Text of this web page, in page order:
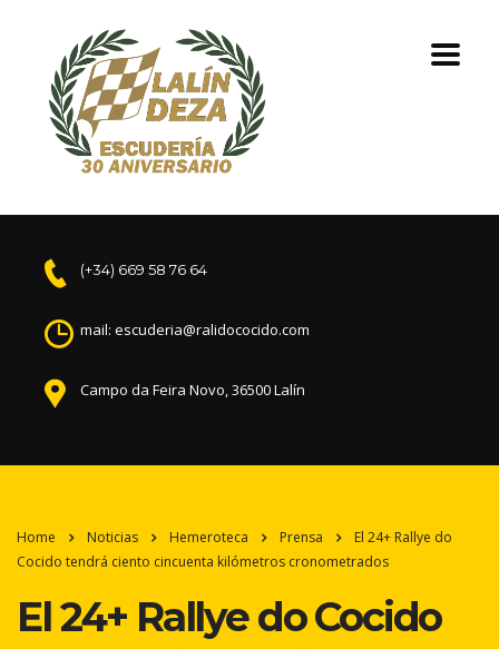
(+34) 669 58 76 64
mail: escuderia@ralidococido.com
Campo da Feira Novo, 36500 Lalín
Home Noticias Hemeroteca Prensa
El 24+ Rallye do
Cocido tendrá ciento cincuenta kilómetros cronometrados
El 24+ Rallye do Cocido